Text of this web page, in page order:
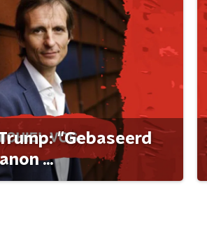
"Gebaseerd
...